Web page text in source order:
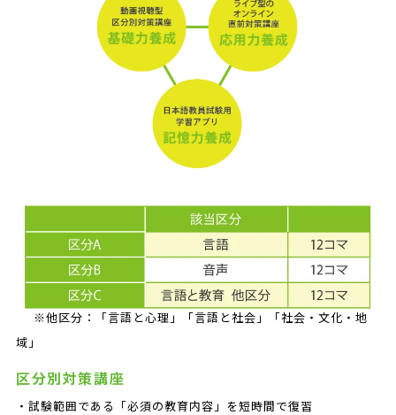
※他区分：「言語と心理」「言語と社会」「社会・文化・地
域」
区分別対策講座
・試験範囲である「必須の教育内容」を短時間で復習